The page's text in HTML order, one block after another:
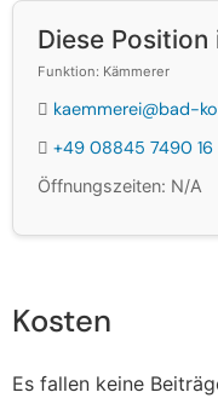
Diese
Funktion: Kämmerer
kaemmerei@bad-
+49 08845 7490 16
Öffnungszeiten: N/A
Kosten
Es fallen keine